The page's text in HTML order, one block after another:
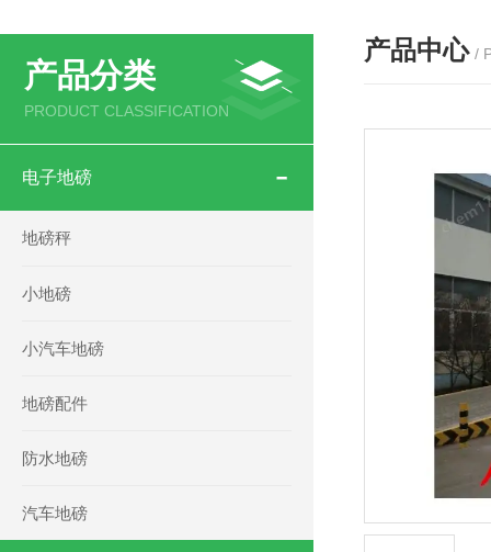
产品分类
PRODUCT CLASSIFICATION
电子地磅
地磅秤
小地磅
小汽车地磅
地磅配件
防水地磅
汽车地磅
产品中心 /